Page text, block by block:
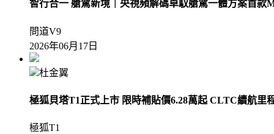
智行合一 艙駕新境｜央視頻解碼卓馭艙駕一體方案首款
問道V9
2026年06月17日
杜金翼
極狐貝塔T1正式上市 限時補貼價6.28萬起 CLTC續航里
極狐T1